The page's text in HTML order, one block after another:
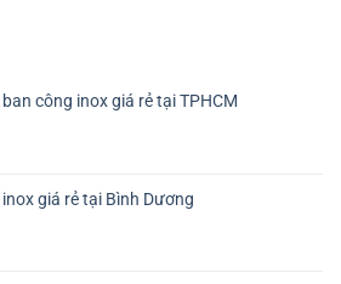
công inox giá rẻ tại TPHCM
giá rẻ tại Bình Dương